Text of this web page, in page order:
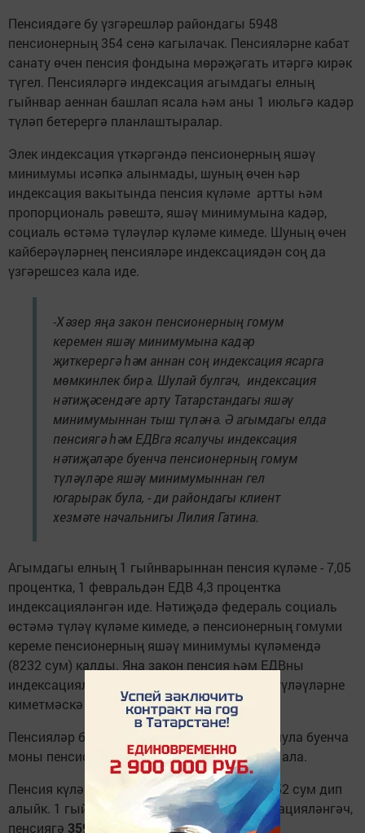
Пенсиядәге бу үзгәрешләр райондагы 5948
пенсионерның 354 сенә кагылачак. Пенсияләрне кабат
санату өчен пенсия фондына мөрәҗәгать итәргә кирәк
түгел. Пенсияләргә индексация агымдагы елның
гыйнвар аеннан башлап ясала һәм аны 1 июльгә кадәр
түләп бетерергә планлаштыралар.
Элек индексация үткәргәндә пенсионерның яшәү
минимумы исәпкә алынмады, шуның өчен һәр
индексация вакытында пенсия күләме артты һәм
пропорциональ рәвештә, яшәү минимумына кадәр,
социаль өстәмә түләүләр күләме кимеде. Шуның өчен
кайберәүләрнең пенсияләре индексациядән соң да
үзгәрешсез кала иде.
-Хәзер яңа закон пенсионерның гомум
керемен яшәү минимумына кадәр
җиткерергә һәм аннан соң индексация ясарга
мөмкинлек бирә. Шулай булгач, индексация
нәтиҗәсендәге арту Татарстандагы яшәү
минимумыннан тыш түләнә. Ә агымдагы елда
пенсиягә һәм ЕДВга ясалучы индексация
нәтиҗәләре буенча пенсионерның гомум
түләүләре яшәү минимумыннан гел
югарырак була, - ди райондагы клиент
хезмәте начальнигы Лилия Гатина.
Агымдагы елның 1 гыйнварыннан пенсия күләме - 7,05
процентка, 1 февральдән ЕДВ 4,3 процентка
индексацияләнгән иде. Нәтиҗәдә федераль социаль
өстәмә түләү күләме кимеде, ә пенсионерның гомуми
кереме пенсионерның яшәү минимумы күләмендә
(8232 сум) калды. Яңа закон пенсия һәм ЕДВны
индексацияләү хисабына социаль өстәмә түләүләрне
киметмәскә тәкъдим итә.
Пенсияләр бик күп артмый. Түбәндәге формула буенча
моны пенсионерлар үзләре дә санап карый ала.
Пенсия күләмен - 5105,00 сум, ЕДВны 2073,52 сум дип
алыйк. 1 гыйнварда 7,05 процентка индексацияләнгәч,
пенсиягә 359,90 сум өстәлә. 1 февральдә